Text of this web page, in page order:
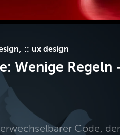
, ux design
Wenige Regeln
Code,